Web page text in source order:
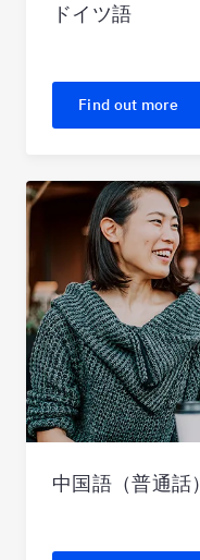
ドイツ語
Find out more
中国語（普通話）